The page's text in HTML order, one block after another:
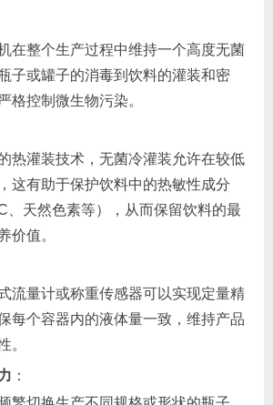
在整个生产过程中维持一个高度无菌
子或罐子的消毒到饮料的灌装和密
格控制微生物污染。
热灌装技术，无菌冷灌装允许在较低
这有助于保护饮料中的热敏性成分
、天然色素等），从而保留饮料的最
价值。
流量计或称重传感器可以实现定量精
每个容器内的液体量一致，维持产品
。
：